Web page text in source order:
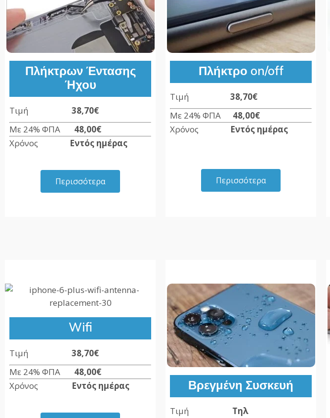
Πλήκτρων Έντασης
Ήχου
Τιμή 38,70€
Με 24% ΦΠΑ 48,00€
Χρόνος Εντός ημέρας
Περισσότερα
Πλήκτρο on/off
Τιμή 38,70€
Με 24% ΦΠΑ 48,00€
Χρόνος Εντός ημέρας
Περισσότερα
Wifi
Τιμή 38,70€
Με 24% ΦΠΑ 48,00€
Χρόνος Εντός ημέρας Βρεγμένη Συσκευή
Τιμή Τηλ